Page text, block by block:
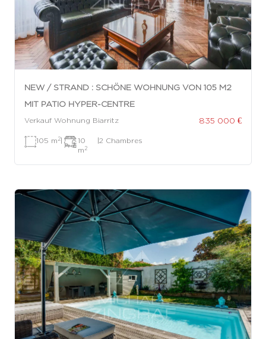
NEW / STRAND : SCHÖNE WOHNUNG VON 105 M2
MIT PATIO HYPER-CENTRE
Verkauf Wohnung Biarritz 835 000 €
105 m 2|
10
m 2
|2 Chambres